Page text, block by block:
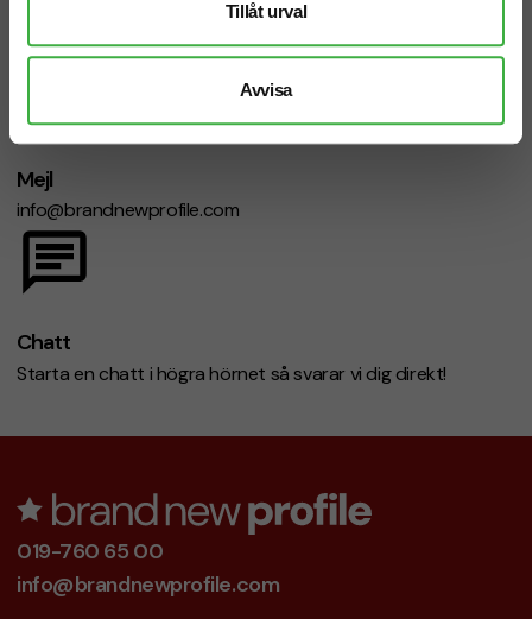
Tillåt urval
Avvisa
Telefon: 019-760 65 00
Mån-fre 08.30 - 17.00
Mejl
info@brandnewprofile.com
Chatt
Starta en chatt i högra hörnet så svarar vi dig direkt!
019-760 65 00
info@brandnewprofile.com